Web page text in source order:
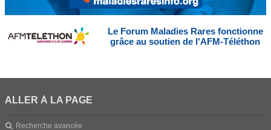
Le Forum Maladies Rares fonctionne
grâce au soutien de l'AFM-Téléthon
ALLER À LA PAGE
Recherche avancée